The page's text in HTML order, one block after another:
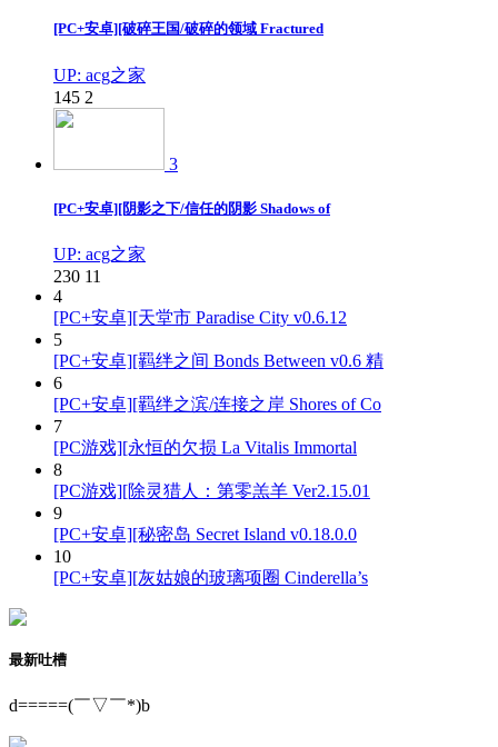
[PC+安卓][破碎王国/破碎的领域 Fractured
UP: acg之家
145 2
3
[PC+安卓][阴影之下/信任的阴影 Shadows of
UP: acg之家
230 11
4
[PC+安卓][天堂市 Paradise City v0.6.12
5
[PC+安卓][羁绊之间 Bonds Between v0.6 精
6
[PC+安卓][羁绊之滨/连接之岸 Shores of Co
7
[PC游戏][永恒的欠损 La Vitalis Immortal
8
[PC游戏][除灵猎人：第零羔羊 Ver2.15.01
9
[PC+安卓][秘密岛 Secret Island v0.18.0.0
10
[PC+安卓][灰姑娘的玻璃项圈 Cinderella’s
最新吐槽
d=====(￣▽￣*)b